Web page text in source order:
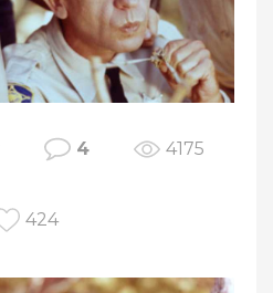
4 4175
424